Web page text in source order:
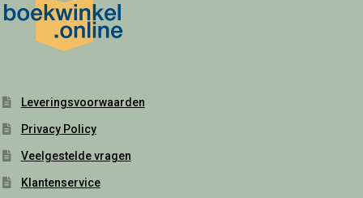
Leveringsvoorwaarden
Privacy Policy
Veelgestelde vragen
Klantenservice